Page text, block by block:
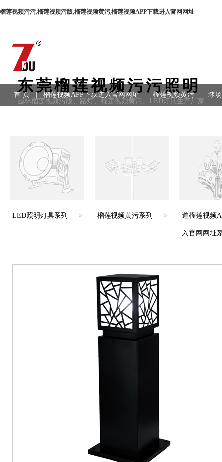
榴莲视频污污,榴莲视频污版,榴莲视频黄污,榴莲视频APP下载进入官网网址
东莞榴莲视频污污照明
园林榴莲视频污版、路灯、榴莲视频黄污、LED灯具生产厂家
首 页 | 榴莲视频APP下载进入官网网址 | 榴莲视频黄污 球
LED照明灯具系列 > 榴莲视频黄污系列 > 道榴莲视频
入官网网址